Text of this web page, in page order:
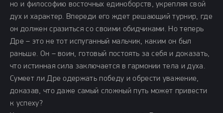
но и философию восточных единоборств, укрепляя свой
дух и характер. Впереди его ждет решающий турнир, где
он должен сразиться со своими обидчиками. Но теперь
Дре – это не тот испуганный мальчик, каким он был
раньше. Он – воин, готовый постоять за себя и доказать,
что истинная сила заключается в гармонии тела и духа.
Сумеет ли Дре одержать победу и обрести уважение,
доказав, что даже самый сложный путь может привести
к успеху?